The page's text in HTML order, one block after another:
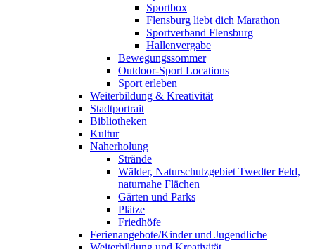
Sportbox
Flensburg liebt dich Marathon
Sportverband Flensburg
Hallenvergabe
Bewegungssommer
Outdoor-Sport Locations
Sport erleben
Weiterbildung & Kreativität
Stadtportrait
Bibliotheken
Kultur
Naherholung
Strände
Wälder, Naturschutzgebiet Twedter Feld,
naturnahe Flächen
Gärten und Parks
Plätze
Friedhöfe
Ferienangebote/Kinder und Jugendliche